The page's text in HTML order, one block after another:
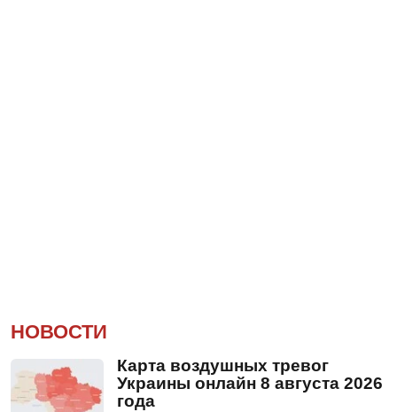
НОВОСТИ
Карта воздушных тревог
Украины онлайн 8 августа 2026
года